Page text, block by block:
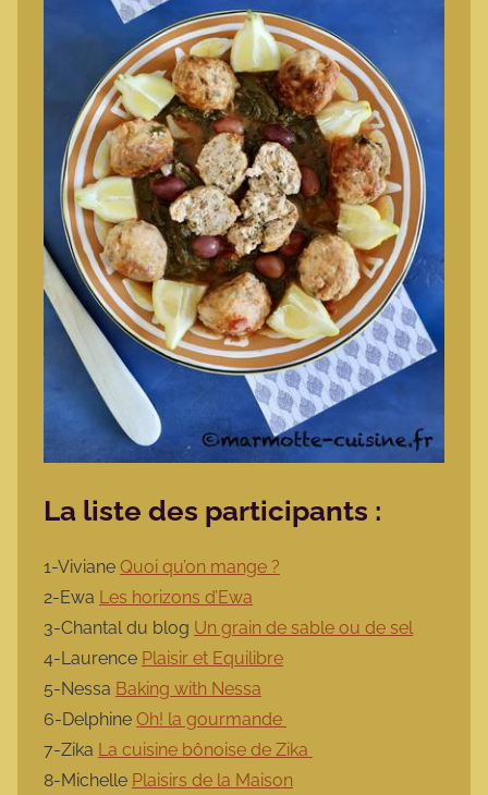
La liste des participants :
1-Viviane Quoi qu’on mange ?
2-Ewa Les horizons d’Ewa
3-Chantal du blog Un grain de sable ou de sel
4-Laurence Plaisir et Equilibre
5-Nessa Baking with Nessa
6-Delphine Oh! la gourmande
7-Zika La cuisine bônoise de Zika
8-Michelle Plaisirs de la Maison